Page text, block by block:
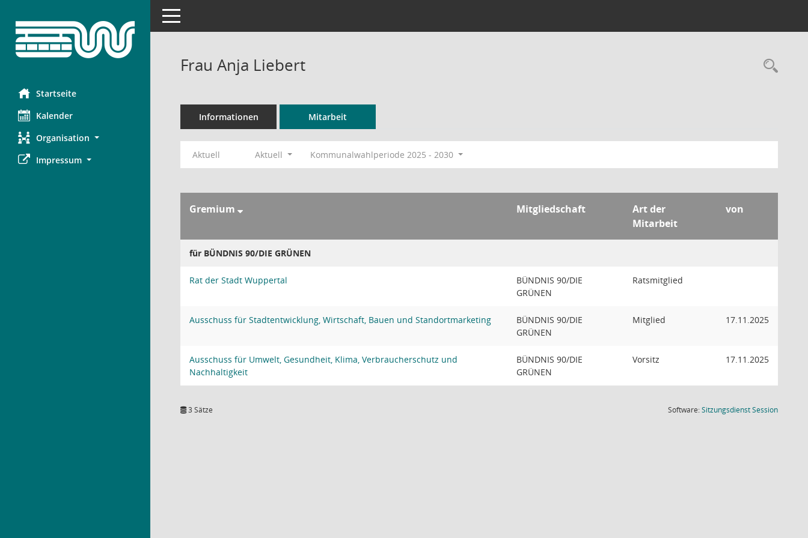
Startseite
Kalender
Organisation
Impressum
Toggle navigation
Frau Anja Liebert
Informationen Mitarbeit
Aktuell Aktuell Kommunalwahlperiode 2025 - 2030
Gremium Mitgliedschaft
Art der
Mitarbeit
von
für BÜNDNIS 90/DIE GRÜNEN
Rat der Stadt Wuppertal
BÜNDNIS 90/DIE
GRÜNEN
Ratsmitglied
Ausschuss für Stadtentwicklung, Wirtschaft, Bauen und Standortmarketing
BÜNDNIS 90/DIE
GRÜNEN
Mitglied 17.11.2025
Ausschuss für Umwelt, Gesundheit, Klima, Verbraucherschutz und
Nachhaltigkeit
BÜNDNIS 90/DIE
GRÜNEN
Vorsitz 17.11.2025
3 Sätze Software:SitzungsdienstSession(Wird in